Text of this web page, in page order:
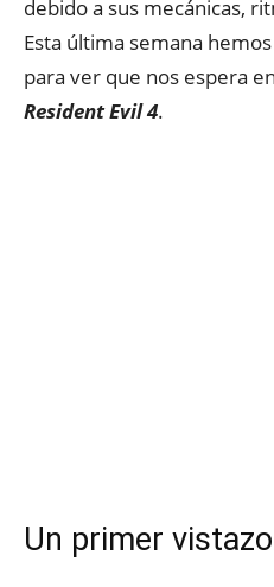
debido a sus mecánicas,
Esta última semana
para ver que nos espera
Resident Evil 4.
Un primer